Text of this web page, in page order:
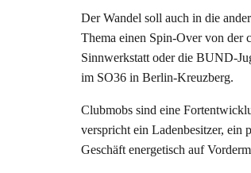
Der Wandel soll auch in die
Thema einen Spin-Over von der
Sinnwerkstatt oder die BUND-
im SO36 in Berlin-Kreuzberg.
Clubmobs sind eine
verspricht ein Ladenbesitzer, ein
Geschäft energetisch auf